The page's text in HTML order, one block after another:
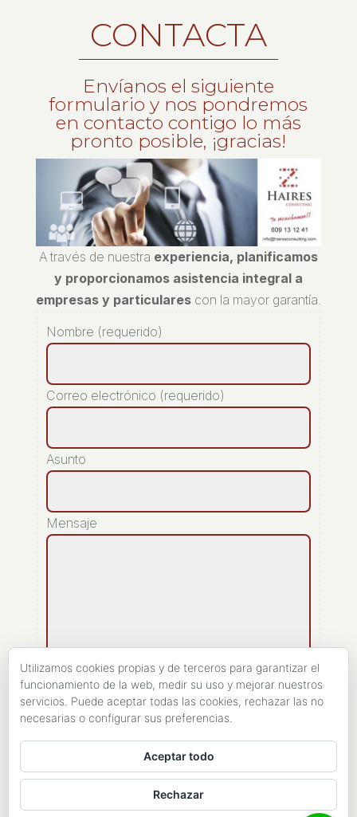
CONTACTA
Envíanos el siguiente
formulario y nos pondremos
en contacto contigo lo más
pronto posible, ¡gracias!
A través de nuestra experiencia, planificamos
y proporcionamos asistencia integral a
empresas y particularescon la mayor garantía.
Nombre (requerido)
Correo electrónico (requerido)
Asunto
Mensaje
[recaptcha]
Utilizamos cookies propias y de terceros para garantizar el
funcionamiento de la web, medir su uso y mejorar nuestros
servicios. Puede aceptar todas las cookies, rechazar las no
necesarias o configurar sus preferencias.
Aceptar todo
Rechazar